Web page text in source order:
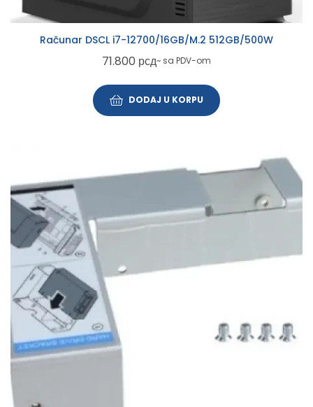
Računar DSCL i7-12700/16GB/M.2 512GB/500W
71.800 рсд~ sa PDV-om
DODAJ U KORPU